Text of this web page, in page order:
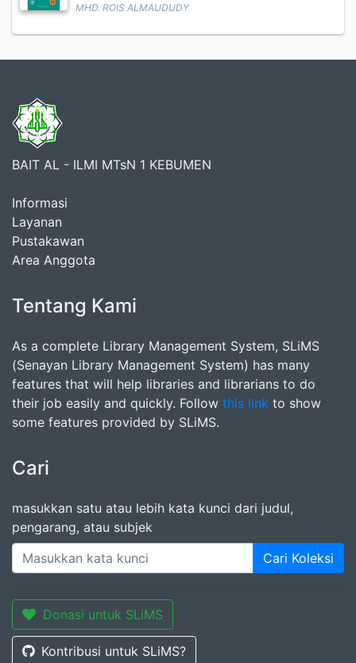
MHD. ROIS ALMAUDUDY
BAIT AL - ILMI MTsN 1 KEBUMEN
Informasi
Layanan
Pustakawan
Area Anggota
Tentang Kami
As a complete Library Management System, SLiMS
(Senayan Library Management System) has many
features that will help libraries and librarians to do
their job easily and quickly. Follow this link to show
some features provided by SLiMS.
Cari
masukkan satu atau lebih kata kunci dari judul,
pengarang, atau subjek
Cari Koleksi
Donasi untuk SLiMS
Kontribusi untuk SLiMS?